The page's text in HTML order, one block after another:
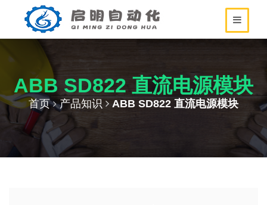
ABB SD822 直流电源模块
首页 产品知识 ABB SD822 直流电源模块